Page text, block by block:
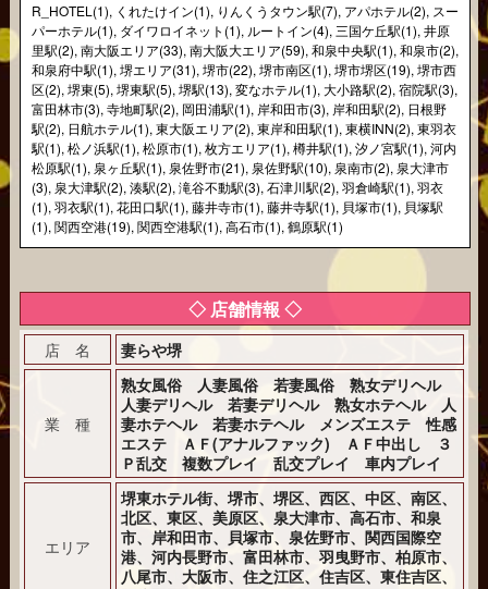
R_HOTEL(1), くれたけイン(1), りんくうタウン駅(7), アパホテル(2), スー
パーホテル(1), ダイワロイネット(1), ルートイン(4), 三国ケ丘駅(1), 井原
里駅(2), 南大阪エリア(33), 南大阪大エリア(59), 和泉中央駅(1), 和泉市(2),
和泉府中駅(1), 堺エリア(31), 堺市(22), 堺市南区(1), 堺市堺区(19), 堺市西
区(2), 堺東(5), 堺東駅(5), 堺駅(13), 変なホテル(1), 大小路駅(2), 宿院駅(3),
富田林市(3), 寺地町駅(2), 岡田浦駅(1), 岸和田市(3), 岸和田駅(2), 日根野
駅(2), 日航ホテル(1), 東大阪エリア(2), 東岸和田駅(1), 東横INN(2), 東羽衣
駅(1), 松ノ浜駅(1), 松原市(1), 枚方エリア(1), 樽井駅(1), 汐ノ宮駅(1), 河内
松原駅(1), 泉ヶ丘駅(1), 泉佐野市(21), 泉佐野駅(10), 泉南市(2), 泉大津市
(3), 泉大津駅(2), 湊駅(2), 滝谷不動駅(3), 石津川駅(2), 羽倉崎駅(1), 羽衣
(1), 羽衣駅(1), 花田口駅(1), 藤井寺市(1), 藤井寺駅(1), 貝塚市(1), 貝塚駅
(1), 関西空港(19), 関西空港駅(1), 高石市(1), 鶴原駅(1)
◇ 店舗情報 ◇
店 名 妻らや堺
業 種
熟女風俗 人妻風俗 若妻風俗 熟女デリヘル
人妻デリヘル 若妻デリヘル 熟女ホテヘル 人
妻ホテヘル 若妻ホテヘル メンズエステ 性感
エステ ＡＦ(アナルファック) ＡＦ中出し ３
Ｐ乱交 複数プレイ 乱交プレイ 車内プレイ
エリア
堺東ホテル街、堺市、堺区、西区、中区、南区、
北区、東区、美原区、泉大津市、高石市、和泉
市、岸和田市、貝塚市、泉佐野市、関西国際空
港、河内長野市、富田林市、羽曳野市、柏原市、
八尾市、大阪市、住之江区、住吉区、東住吉区、